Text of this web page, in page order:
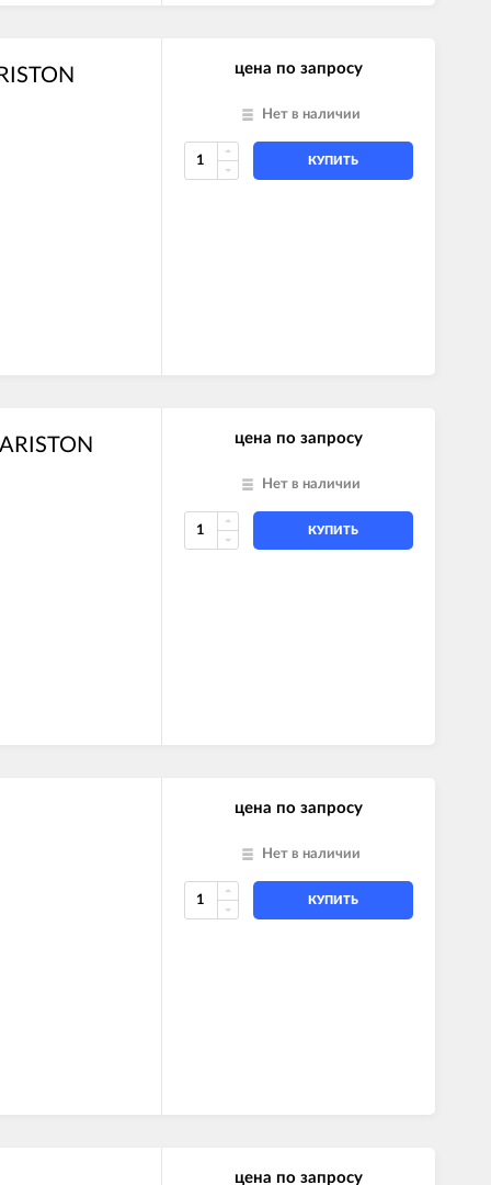
цена по запросу
Нет в наличии
КУПИТЬ
цена по запросу
Нет в наличии
КУПИТЬ
цена по запросу
Нет в наличии
КУПИТЬ
цена по запросу